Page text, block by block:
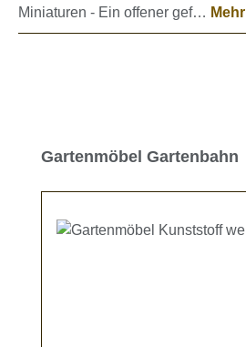
Miniaturen - Ein offener gef… Mehr
Produktgalerie überspringen
Gartenmöbel Gartenbahn